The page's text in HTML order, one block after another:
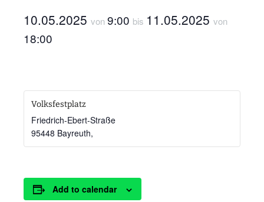
10.05.2025 von 9:00 bis 11.05.2025 von
18:00
Volksfestplatz
Friedrich-Ebert-Straße
95448 Bayreuth,
Add to calendar